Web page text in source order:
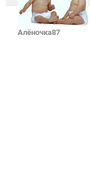
Алёночка87